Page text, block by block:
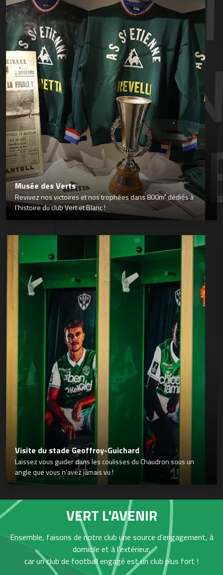
Musée des Verts
Revivez nos victoires et nos trophées dans 800m² dédiés à
l’histoire du club Vert et Blanc !
Visite du stade Geoffroy-Guichard
Laissez vous guider dans les coulisses du Chaudron sous un
angle que vous n’avez jamais vu !
VERT L'AVENIR
Ensemble, faisons de notre club une source d'engagement, à
domicile et à l'extérieur,
car un club de football engagé est un club plus fort !